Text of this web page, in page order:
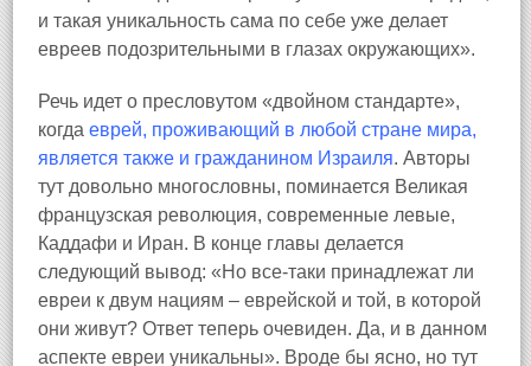
и такая уникальность сама по себе уже делает
евреев подозрительными в глазах окружающих».
Речь идет о пресловутом «двойном стандарте»,
когда еврей, проживающий в любой стране мира,
является также и гражданином Израиля. Авторы
тут довольно многословны, поминается Великая
французская революция, современные левые,
Каддафи и Иран. В конце главы делается
следующий вывод: «Но все‑таки принадлежат ли
евреи к двум нациям – еврейской и той, в которой
они живут? Ответ теперь очевиден. Да, и в данном
аспекте евреи уникальны». Вроде бы ясно, но тут